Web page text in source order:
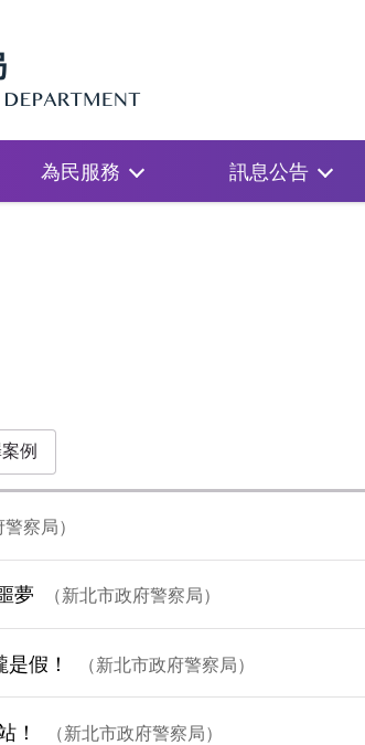
為民服務 訊息公告
例
警察局
夢 新北市政府警察局
假！ 新北市政府警察局
！ 新北市政府警察局